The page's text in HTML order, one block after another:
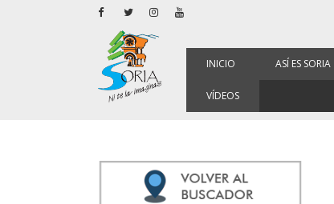
INICIO ASÍ ES SORIA
VÍDEOS